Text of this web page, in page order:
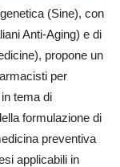
(Sine), con
Anti-Aging) e di
propone un
per
tema di
formulazione di
preventiva
applicabili in